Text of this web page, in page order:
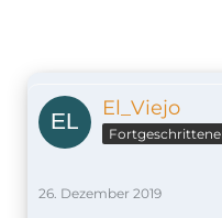
El_Viejo
26. Dezember 2019